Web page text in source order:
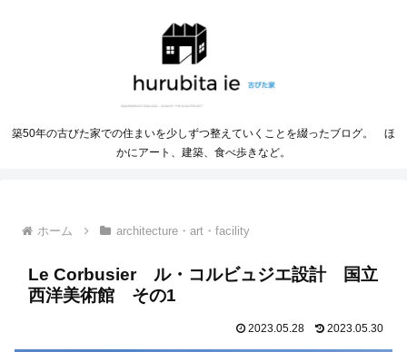
築50年の古びた家での住まいを少しずつ整えていくことを綴ったブログ。 ほ
かにアート、建築、食べ歩きなど。
ホーム architecture・art・facility
Le Corbusier ル・コルビュジエ設計 国立
西洋美術館 その1
2023.05.28 2023.05.30